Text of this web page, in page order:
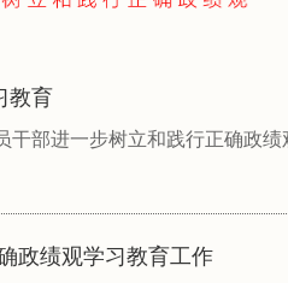
教育
部进一步树立和践行正确政绩
政绩观学习教育工作